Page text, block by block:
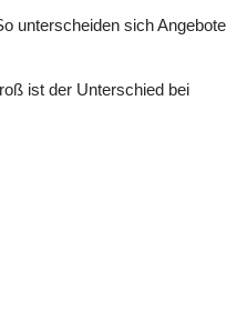
unterscheiden sich Angebote
ist der Unterschied bei